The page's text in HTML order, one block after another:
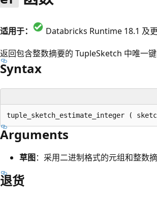
适用于：
Databricks Runtime 18.1 及
返回包含整数摘要的 TupleSketch 中唯一键
Syntax
Arguments
草图：采用二进制格式的元组和整数摘
退货